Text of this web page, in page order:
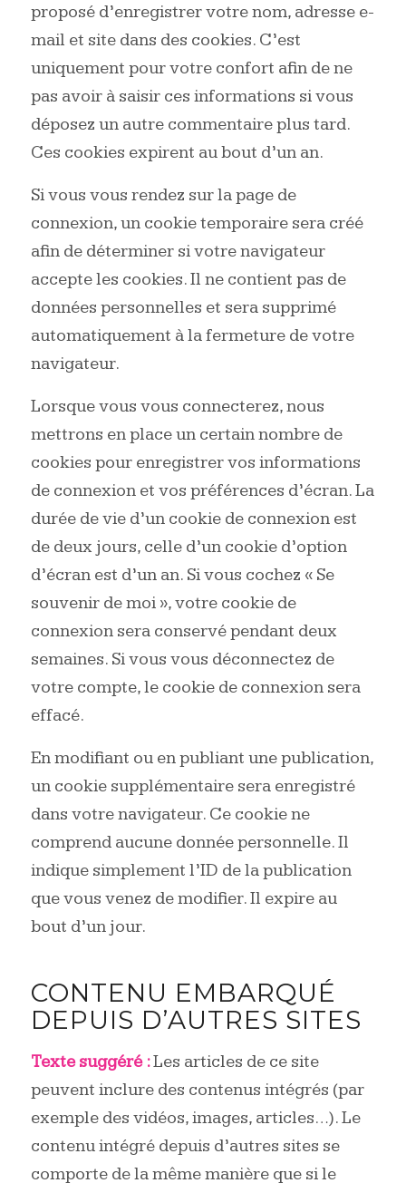
proposé d’enregistrer votre nom, adresse e-
mail et site dans des cookies. C’est
uniquement pour votre confort afin de ne
pas avoir à saisir ces informations si vous
déposez un autre commentaire plus tard.
Ces cookies expirent au bout d’un an.
Si vous vous rendez sur la page de
connexion, un cookie temporaire sera créé
afin de déterminer si votre navigateur
accepte les cookies. Il ne contient pas de
données personnelles et sera supprimé
automatiquement à la fermeture de votre
navigateur.
Lorsque vous vous connecterez, nous
mettrons en place un certain nombre de
cookies pour enregistrer vos informations
de connexion et vos préférences d’écran. La
durée de vie d’un cookie de connexion est
de deux jours, celle d’un cookie d’option
d’écran est d’un an. Si vous cochez « Se
souvenir de moi », votre cookie de
connexion sera conservé pendant deux
semaines. Si vous vous déconnectez de
votre compte, le cookie de connexion sera
effacé.
En modifiant ou en publiant une publication,
un cookie supplémentaire sera enregistré
dans votre navigateur. Ce cookie ne
comprend aucune donnée personnelle. Il
indique simplement l’ID de la publication
que vous venez de modifier. Il expire au
bout d’un jour.
CONTENU EMBARQUÉ
DEPUIS D’AUTRES SITES
Texte suggéré :Les articles de ce site
peuvent inclure des contenus intégrés (par
exemple des vidéos, images, articles…). Le
contenu intégré depuis d’autres sites se
comporte de la même manière que si le